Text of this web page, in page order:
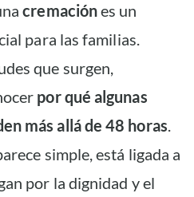
cremaciónes un
para las familias.
que surgen,
por qué algunas
más allá de 48 horas.
simple, está ligada a
por la dignidad y el